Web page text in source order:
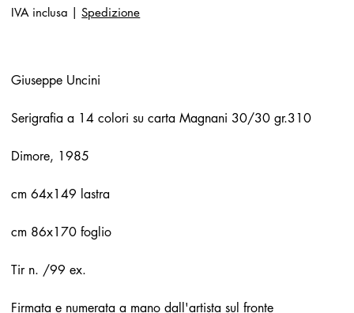
IVA inclusa
Spedizione
Giuseppe Uncini
Serigrafia a 14 colori su carta Magnani 30/30 gr.310
Dimore, 1985
cm 64x149 lastra
cm 86x170 foglio
Tir n. /99 ex.
Firmata e numerata a mano dall'artista sul fronte